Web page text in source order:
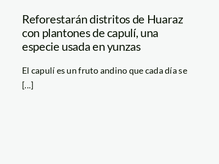
Reforestarán distritos de Huaraz
con plantones de capulí, una
especie usada en yunzas
El capulí es un fruto andino que cada día se
[...]